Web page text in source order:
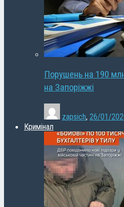
Порушень на 190
на Запоріжжі
zapsich, 26/01/
Кримінал